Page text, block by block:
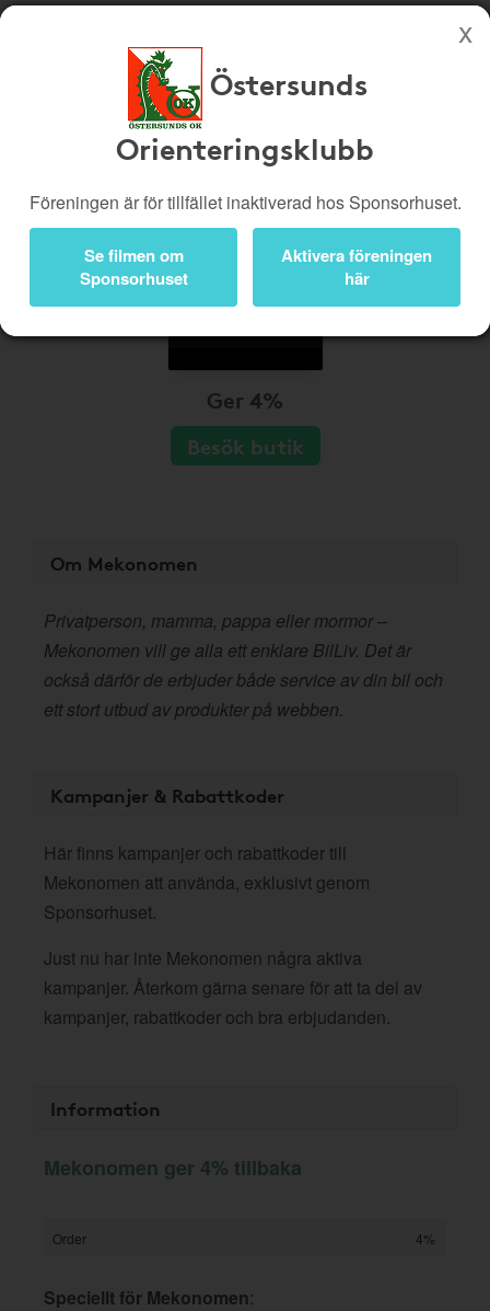
Köp genom denna sida stöttar Östersunds Orienteringsklubb
Butiker
Bli medlem
Logga in
Östersunds
Orienteringsklubb
Föreningen är för tillfället inaktiverad hos Sponsorhuset.
Se filmen om
Sponsorhuset
Aktivera föreningen
här
Ger 4%
Besök butik
Om Mekonomen
Privatperson, mamma, pappa eller mormor –
Mekonomen vill ge alla ett enklare BilLiv. Det är
också därför de erbjuder både service av din bil och
ett stort utbud av produkter på webben.
Kampanjer & Rabattkoder
Här finns kampanjer och rabattkoder till
Mekonomen att använda, exklusivt genom
Sponsorhuset.
Just nu har inte Mekonomen några aktiva
kampanjer. Återkom gärna senare för att ta del av
kampanjer, rabattkoder och bra erbjudanden.
Information
Mekonomen ger 4% tillbaka
Order 4%
Speciellt för Mekonomen: